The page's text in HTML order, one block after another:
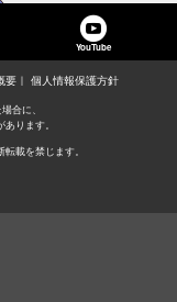
YouTube
要 個人情報保護方針
合に、
ります。
載を禁じます。